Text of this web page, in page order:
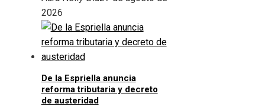
2026
De la Espriella anuncia
reforma tributaria y decreto
de austeridad